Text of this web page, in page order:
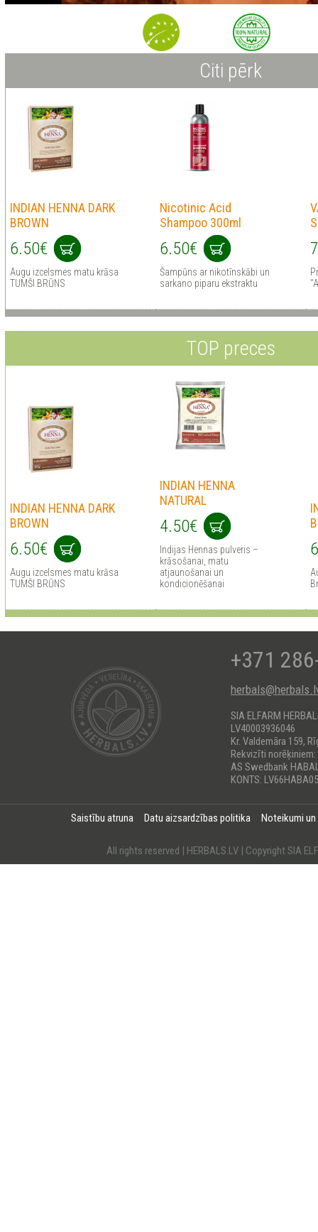
Citi pērk
INDIAN HENNA DARK
BROWN
6.50€
Augu izcelsmes matu krāsa
TUMŠI BRŪNS
Nicotinic Acid
Shampoo 300ml
6.50€
Šampūns ar nikotīnskābi un
sarkano piparu ekstraktu
TOP preces
INDIAN HENNA DARK
BROWN
6.50€
Augu izcelsmes matu krāsa
TUMŠI BRŪNS
INDIAN HENNA
NATURAL
4.50€
Indijas Hennas pulveris –
krāsošanai, matu
atjaunošanai un
kondicionēšanai
+371
SIA ELFARM
LV40003936046
Kr. Valdemāra 159,
Rekvizīti norēķiniem:
AS Swedbank
KONTS:
Saistību atruna Datu aizsardzības politika Noteikumi
All rights reserved | HERBALS.LV | Copyright SIA